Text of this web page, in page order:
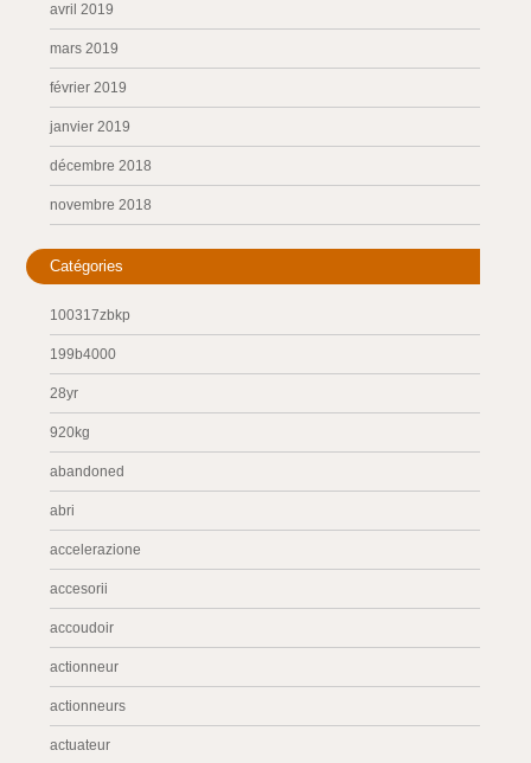
avril 2019
mars 2019
février 2019
janvier 2019
décembre 2018
novembre 2018
Catégories
100317zbkp
199b4000
28yr
920kg
abandoned
abri
accelerazione
accesorii
accoudoir
actionneur
actionneurs
actuateur